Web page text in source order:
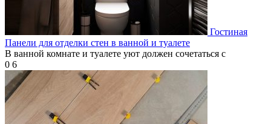
Гостиная
Панели для отделки стен в ванной и туалете
В ванной комнате и туалете уют должен сочетаться с
0 6